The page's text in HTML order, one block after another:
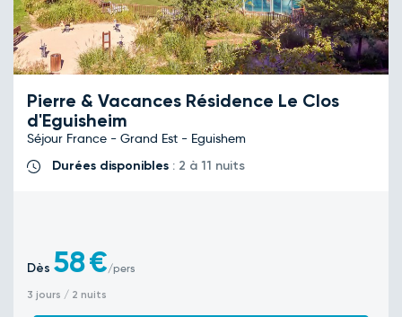
Pierre & Vacances Résidence Le Clos
d'Eguisheim
Séjour France - Grand Est - Eguishem
Durées disponibles : 2 à 11 nuits
Dès 58€/pers
3 jours / 2 nuits